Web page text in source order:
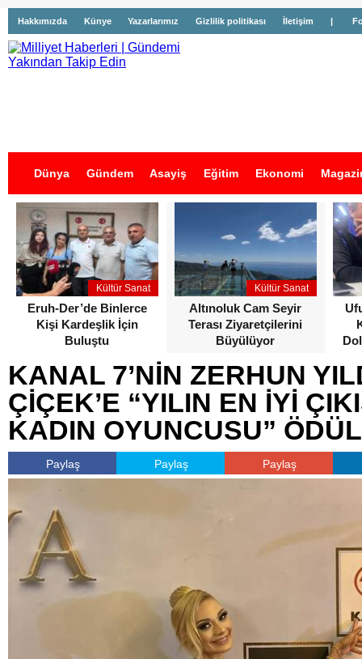
Hakkımızda Künye Yazarlarımız Gizlilik politikası İletişim |
Dünya Gündem Asayiş Eğitim Ekonomi
İş İlanları
Kültür Sanat
Eruh-Der’de Binlerce
Kişi Kardeşlik İçin
Buluştu
Kültür Sanat
Altınoluk Cam Seyir
Terası Ziyaretçilerini
Büyülüyor
KANAL 7’NİN ZERHUN
ÇİÇEK’E “YILIN EN İYİ
KADIN OYUNCUSU”
Paylaş Paylaş Paylaş